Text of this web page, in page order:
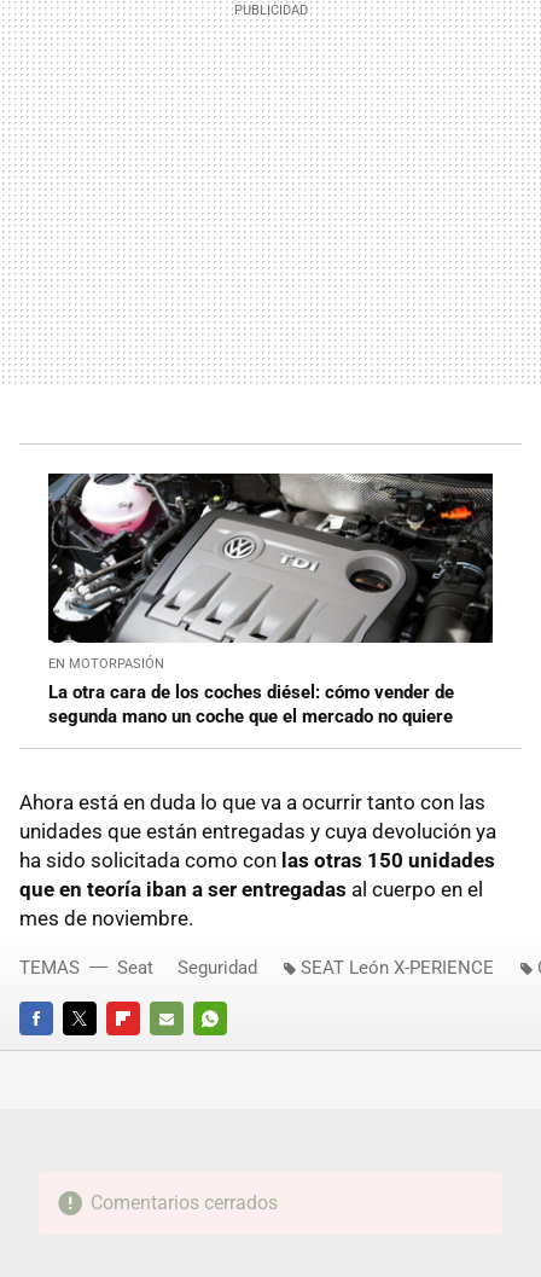
EN MOTORPASIÓN
La otra cara de los coches diésel: cómo vender de
segunda mano un coche que el mercado no quiere
Ahora está en duda lo que va a ocurrir tanto con las
unidades que están entregadas y cuya devolución ya
ha sido solicitada como con las otras 150 unidades
que en teoría iban a ser entregadas al cuerpo en el
mes de noviembre.
FACEBOOKTWITTERFLIPBOARD
E-
WHATSAPP
TEMAS Seat Seguridad SEAT León X-PERIENCE
Comentarios cerrados